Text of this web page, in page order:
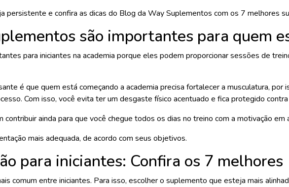
persistente e confira as dicas do Blog da Way Suplementos com os 7 melhores
são importantes para quem
para iniciantes na academia porque eles podem proporcionar sessões de
é que quem está começando a academia precisa fortalecer a musculatura, por
Com isso, você evita ter um desgaste físico acentuado e fica protegido
contribuir ainda para que você chegue todos os dias no treino com a motivação
mais adequada, de acordo com seus objetivos.
para iniciantes: Confira os 7 melhores
comum entre iniciantes. Para isso, escolher o suplemento que esteja mais